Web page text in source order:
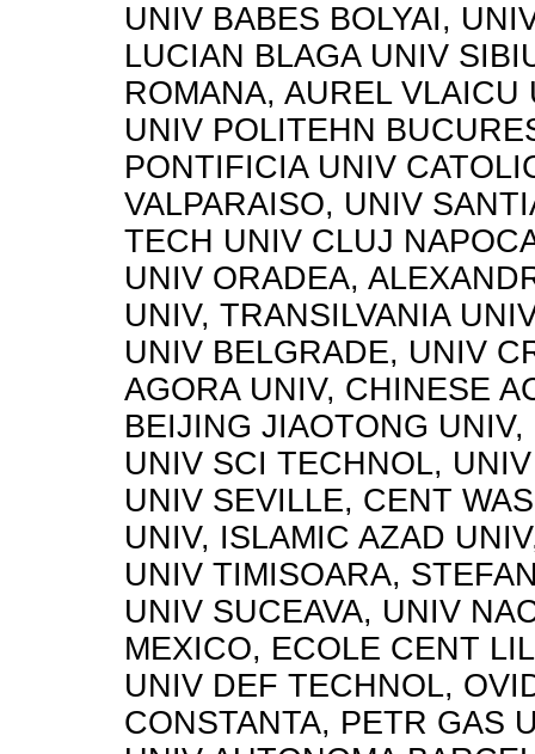
UNIV BABES BOLYAI,
LUCIAN BLAGA UNIV
ROMANA, AUREL VLAICU
UNIV POLITEHN
PONTIFICIA UNIV
VALPARAISO, UNIV
TECH UNIV CLUJ
UNIV ORADEA,
UNIV, TRANSILVANIA
UNIV BELGRADE, UNIV
AGORA UNIV, CHINESE
BEIJING JIAOTONG
UNIV SCI TECHNOL,
UNIV SEVILLE, CENT
UNIV, ISLAMIC AZAD
UNIV TIMISOARA,
UNIV SUCEAVA, UNIV
MEXICO, ECOLE CENT
UNIV DEF TECHNOL,
CONSTANTA, PETR GAS